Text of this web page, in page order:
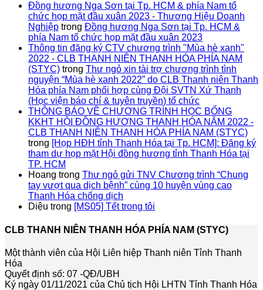
Đồng hương Nga Sơn tại Tp. HCM & phía Nam tổ
chức họp mặt đầu xuân 2023 - Thương Hiệu Doanh
Nghiệp trong Đồng hương Nga Sơn tại Tp. HCM &
phía Nam tổ chức họp mặt đầu xuân 2023
Thông tin đăng ký CTV chương trình "Mùa hè xanh"
2022 - CLB THANH NIÊN THANH HÓA PHÍA NAM
(STYC) trong Thư ngỏ xin tài trợ chương trình tình
nguyện “Mùa hè xanh 2022” do CLB Thanh niên Thanh
Hóa phía Nam phối hợp cùng Đội SVTN Xứ Thanh
(Học viện báo chí & tuyên truyền) tổ chức
THÔNG BÁO VỀ CHƯƠNG TRÌNH HỌC BỔNG
KKHT HỘI ĐỒNG HƯƠNG THANH HÓA NĂM 2022 -
CLB THANH NIÊN THANH HÓA PHÍA NAM (STYC)
trong [Họp HĐH tỉnh Thanh Hóa tại Tp. HCM]: Đăng ký
tham dự họp mặt Hội đồng hương tỉnh Thanh Hóa tại
TP. HCM
Hoang trong Thư ngỏ gửi TNV Chương trình “Chung
tay vượt qua dịch bệnh” cùng 10 huyện vùng cao
Thanh Hóa chống dịch
Diệu trong [MS05] Tết trong tôi
CLB THANH NIÊN THANH HÓA PHÍA NAM (STYC)
Một thành viên của Hội Liên hiệp Thanh niên Tỉnh Thanh
Hóa
Quyết định số: 07 -QĐ/UBH
Ký ngày 01/11/2021 của Chủ tịch Hội LHTN Tỉnh Thanh Hóa